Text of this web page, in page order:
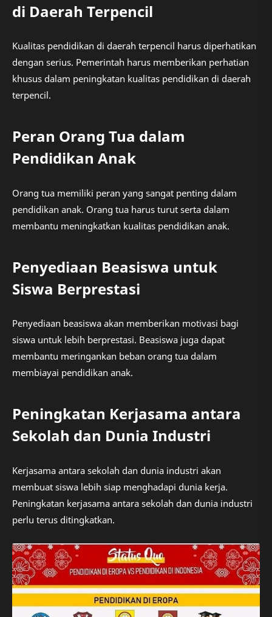
di Daerah Terpencil
Kualitas pendidikan di daerah terpencil harus diperhatikan
dengan serius. Pemerintah harus memberikan perhatian
khusus dalam peningkatan kualitas pendidikan di daerah
terpencil.
Peran Orang Tua dalam
Pendidikan Anak
Orang tua memiliki peran yang sangat penting dalam
pendidikan anak. Orang tua harus turut serta dalam
membantu meningkatkan kualitas pendidikan anak.
Penyediaan Beasiswa untuk
Siswa Berprestasi
Penyediaan beasiswa akan memberikan motivasi bagi
siswa untuk lebih berprestasi. Beasiswa juga dapat
membantu meringankan beban orang tua dalam
membiayai pendidikan anak.
Peningkatan Kerjasama antara
Sekolah dan Dunia Industri
Kerjasama antara sekolah dan dunia industri akan
membuat siswa lebih siap menghadapi dunia kerja.
Peningkatan kerjasama antara sekolah dan dunia industri
perlu terus ditingkatkan.